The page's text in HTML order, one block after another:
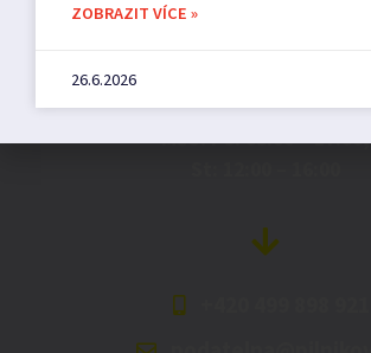
542 42 Pilníkov
MěU: Po: 08:00 – 17:00,
ZOBRAZIT VÍCE »
26.6.2026